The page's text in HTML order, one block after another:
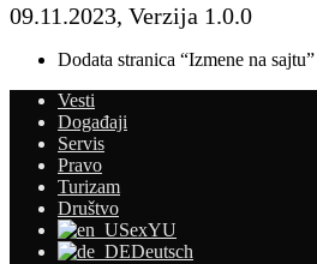
09.11.2023, Verzija 1.0.0
Dodata stranica “Izmene na sajtu”
Vesti
Događaji
Servis
Pravo
Turizam
Društvo
exYU
Deutsch